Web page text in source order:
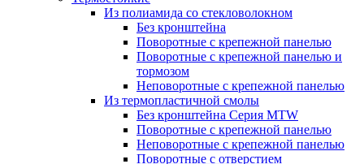
Из полиамида со стекловолокном
Без кронштейна
Поворотные с крепежной панелью
Поворотные с крепежной панелью и
тормозом
Неповоротные с крепежной панелью
Из термопластичной смолы
Без кронштейна Серия MTW
Поворотные с крепежной панелью
Неповоротные с крепежной панелью
Поворотные с отверстием